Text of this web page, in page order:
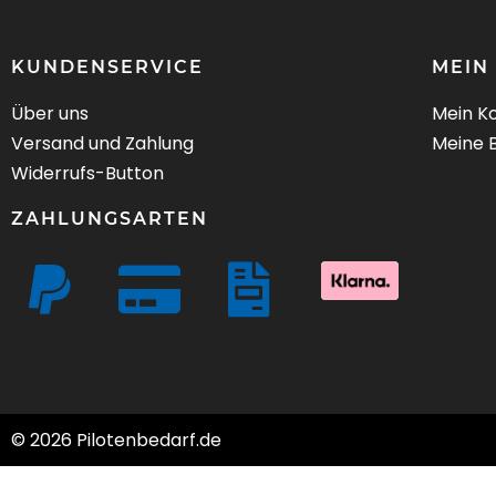
KUNDENSERVICE
Über uns
Versand und Zahlung
Widerrufs-Button
ZAHLUNGSARTEN
MEIN
Mein
Meine
© 2026 Pilotenbedarf.de